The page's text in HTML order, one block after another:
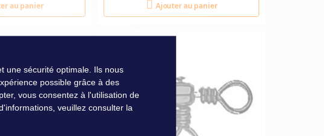
au panier Ajouter au panier
une sécurité optimale. Ils nous
possible grâce à des
vous consentez à l'utilisation de
veuillez consulter la